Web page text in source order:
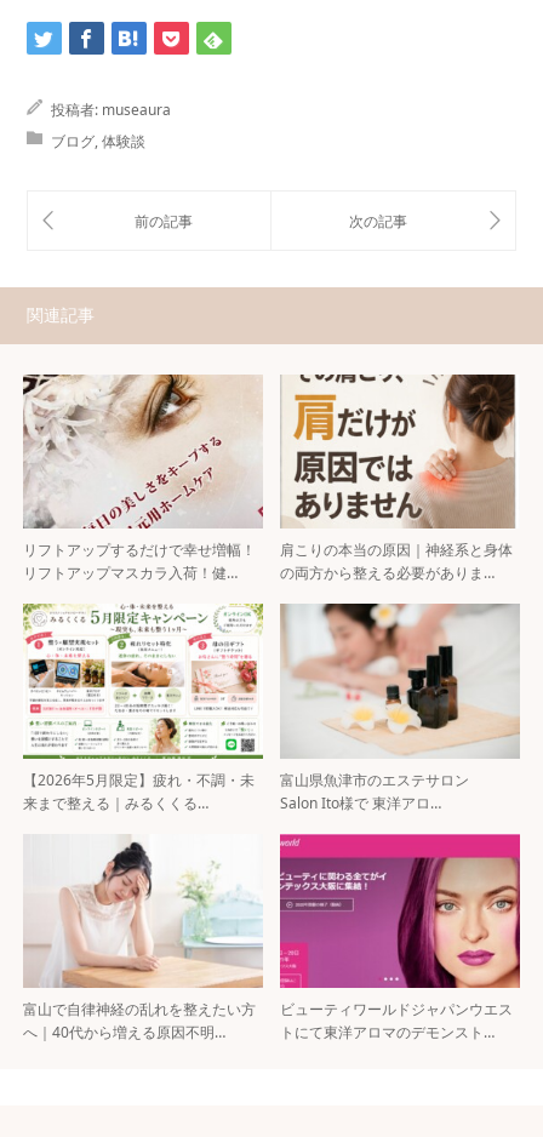
投稿者: museaura
ブログ,体験談
関連記事
リフトアップするだけで幸せ増幅！
リフトアップマスカラ入荷！健…
肩こりの本当の原因｜神経系と身体
の両方から整える必要がありま…
【2026年5月限定】疲れ・不調・未
来まで整える｜みるくくる…
富山県魚津市のエステサロン
Salon Ito様で 東洋アロ…
富山で自律神経の乱れを整えたい方
へ｜40代から増える原因不明…
ビューティワールドジャパンウエス
トにて東洋アロマのデモンスト…